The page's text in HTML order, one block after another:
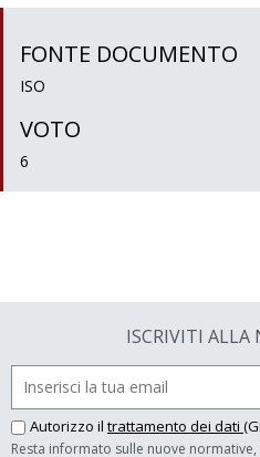
FONTE DOCUMENTO
ISO
VOTO
6
ISCRIVITI ALLA
Autorizzo il trattamento dei dati
Resta informato sulle nuove